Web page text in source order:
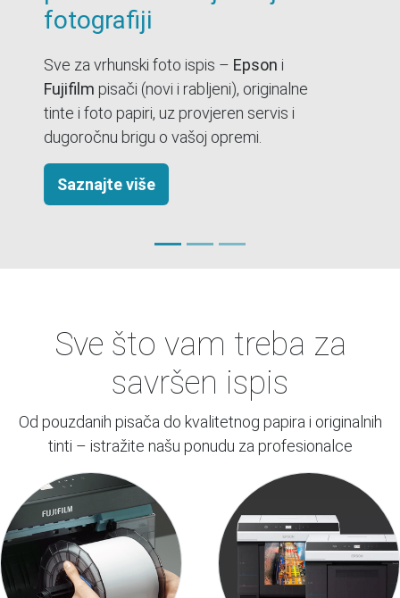
Istraži web shop
Sve što vam treba za
savršen ispis
Od pouzdanih pisača do kvalitetnog papira i originalnih
tinti – istražite našu ponudu za profesionalce